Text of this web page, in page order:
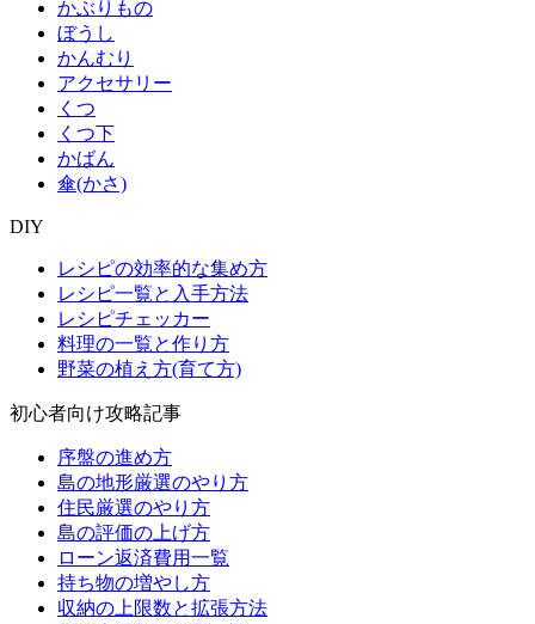
かぶりもの
ぼうし
かんむり
アクセサリー
くつ
くつ下
かばん
傘(かさ)
DIY
レシピの効率的な集め方
レシピ一覧と入手方法
レシピチェッカー
料理の一覧と作り方
野菜の植え方(育て方)
初心者向け攻略記事
序盤の進め方
島の地形厳選のやり方
住民厳選のやり方
島の評価の上げ方
ローン返済費用一覧
持ち物の増やし方
収納の上限数と拡張方法